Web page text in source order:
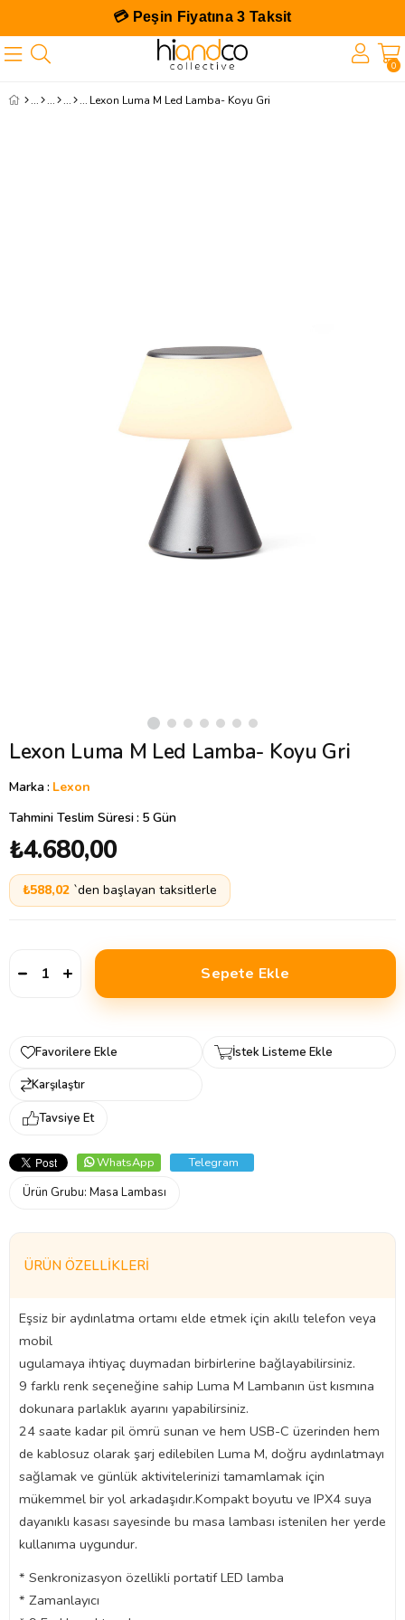
💳 Peşin Fiyatına 3 Taksit
0
Lexon Luma M Led Lamba- Koyu Gri
Lexon Luma M Led Lamba- Koyu Gri
Marka: Lexon
Tahmini Teslim Süresi: 5 Gün
₺4.680,00
₺588,02 `den başlayan taksitlerle
Favorilere Ekle
İstek Listeme Ekle
Karşılaştır
Tavsiye Et
WhatsApp
Telegram
Ürün Grubu: Masa Lambası
ÜRÜN ÖZELLIKLERI
Eşsiz bir aydınlatma ortamı elde etmek için akıllı telefon veya
mobil
ugulamaya ihtiyaç duymadan birbirlerine bağlayabilirsiniz.
9 farklı renk seçeneğine sahip Luma M Lambanın üst kısmına
dokunara parlaklık ayarını yapabilirsiniz.
24 saate kadar pil ömrü sunan ve hem USB-C üzerinden hem
de kablosuz olarak şarj edilebilen Luma M, doğru aydınlatmayı
sağlamak ve günlük aktivitelerinizi tamamlamak için
mükemmel bir yol arkadaşıdır.Kompakt boyutu ve IPX4 suya
dayanıklı kasası sayesinde bu masa lambası istenilen her yerde
kullanıma uygundur.
* Senkronizasyon özellikli portatif LED lamba
* Zamanlayıcı